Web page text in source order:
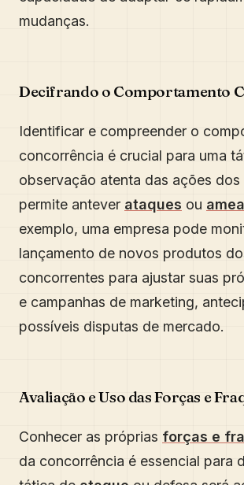
mudanças.
Decifrando o Comportamento
Identificar e compreender o
concorrência é crucial para uma
observação atenta das ações
permite antever ataques ou
exemplo, uma empresa pode
lançamento de novos produtos
concorrentes para ajustar suas
e campanhas de marketing,
possíveis disputas de mercado.
Avaliação e Uso das Forças e
Conhecer as próprias forças e
da concorrência é essencial para